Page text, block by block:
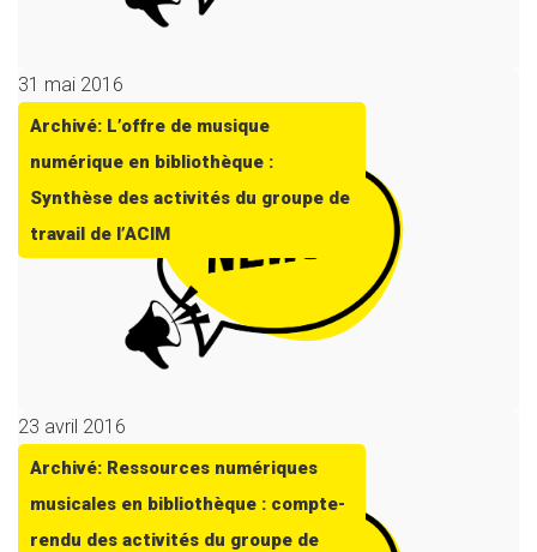
31 mai 2016
Archivé: L’offre de musique
numérique en bibliothèque :
Synthèse des activités du groupe de
travail de l’ACIM
23 avril 2016
Archivé: Ressources numériques
musicales en bibliothèque : compte-
rendu des activités du groupe de